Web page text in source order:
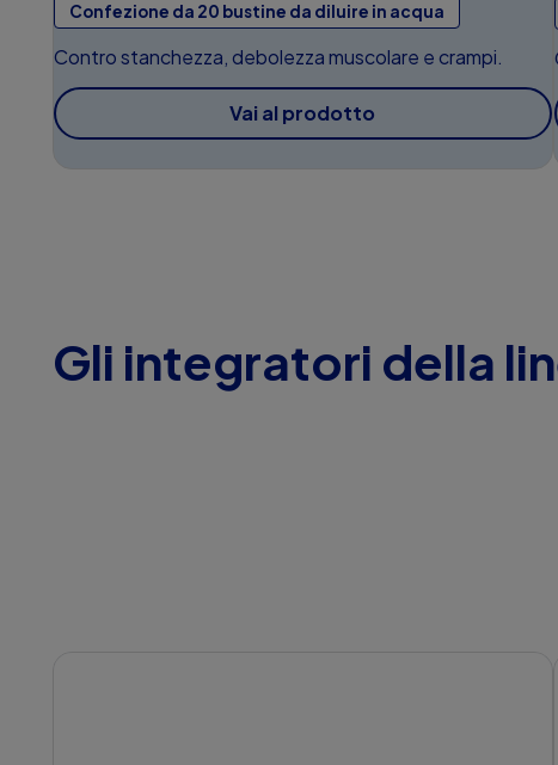
Confezione da 20 bustine da diluire in acqua
Contro stanchezza, debolezza muscolare e crampi.
Vai al prodotto
Gli integratori della